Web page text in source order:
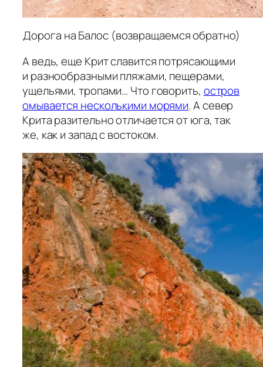
Дорога на Балос (возвращаемся обратно)
А ведь, еще Крит славится потрясающими
и разнообразными пляжами, пещерами,
ущельями, тропами… Что говорить, остров
омывается несколькими морями. А север
Крита разительно отличается от юга, так
же, как и запад с востоком.